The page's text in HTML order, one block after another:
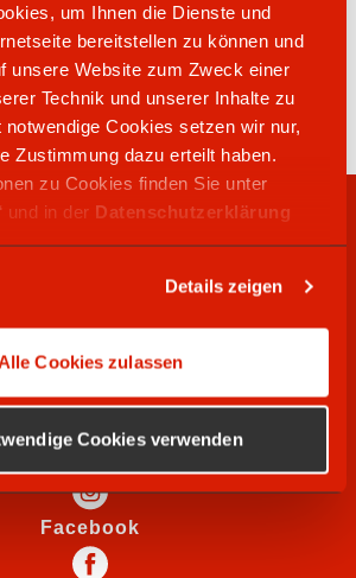
um Ihnen die Dienste und
bereitstellen zu können und
unsere Website zum Zweck einer
Technik und unserer Inhalte zu
Cookies setzen wir nur,
Zustimmung dazu erteilt haben.
zu Cookies finden Sie unter
und in der Datenschutzerklärung
Details zeigen
Alle Cookies zulassen
Cookies verwenden
05527 72075
Schützenring 16
37115Duderstadt
Instagram
Facebook